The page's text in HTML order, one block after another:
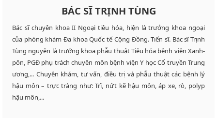
BÁC SĨ TRỊNH TÙNG
Bác sĩ chuyên khoa II Ngoại tiêu hóa, hiện là trưởng khoa ngoại
của phòng khám Đa khoa Quốc tế Cộng Đồng. Tiến sĩ. Bác sĩ Trịnh
Tùng nguyên là trưởng khoa phẫu thuật Tiêu hóa bệnh viện Xanh-
pôn, PGĐ phụ trách chuyên môn bệnh viện Y học Cổ truyền Trung
ương,... Chuyên khám, tư vấn, điều trị và phẫu thuật các bệnh lý
hậu môn – trực tràng như: Trĩ, nứt kẽ hậu môn, áp xe, rò, polyp
hậu môn,...